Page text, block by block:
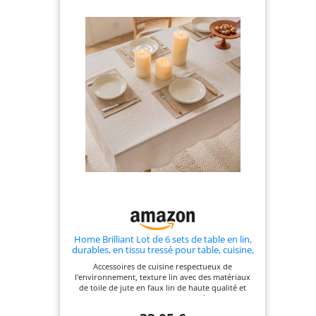
peu de savon. Il est également lavable en machine,
ce qui est très pratique. Paquet : 6 sets de table
inclus. Tous les sets de table sont coupés et cousus
à la main et il peut y avoir une erreur de 1-2 cm.
Avec une fabrication méticuleuse à la main et
chaque pièce est unique, ce sera un excellent
cadeau pour votre maison, votre salon, votre
bureau, un bon cadeau de pendaison de
crémaillère, pour décorer votre table à manger !
C'est également le choix de cadeau le plus
agréable pour les fêtes d'anniversaire, les cadeaux
de vacances, les parents et les amis.
Home Brilliant Lot de 6 sets de table en lin,
durables, en tissu tressé pour table, cuisine,
de jute
Accessoires de cuisine respectueux de
l'environnement, texture lin avec des matériaux
de toile de jute en faux lin de haute qualité et
respectueux de l'environnement. Très durable, ne